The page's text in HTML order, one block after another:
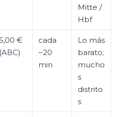
Mitte /
Hbf
€
(ABC)
cada
~20
min
Lo más
barato;
mucho
s
distrito
s